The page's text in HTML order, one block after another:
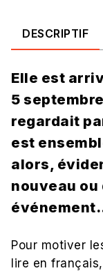
DESCRIPTIF
Elle est
5
regardait
est
alors,
nouveau
Pour motiver
lire en